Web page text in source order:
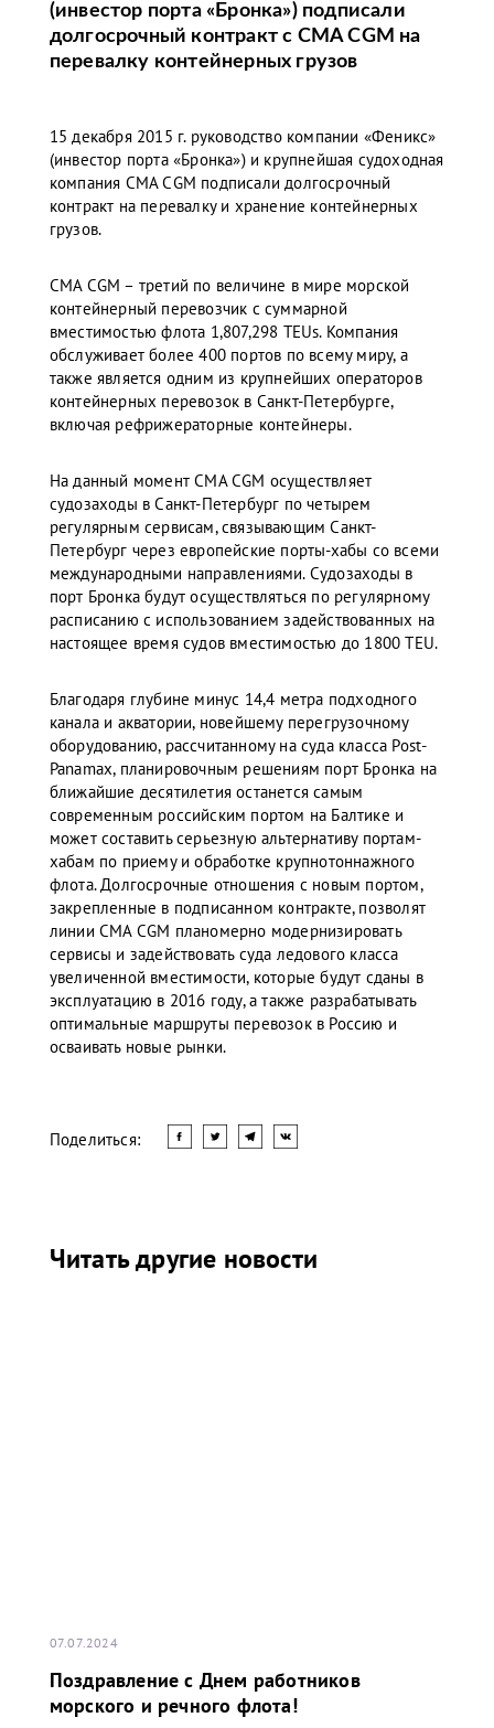
(инвестор порта «Бронка») подписали
долгосрочный контракт с CMA СGM на
перевалку контейнерных грузов
15 декабря 2015 г. руководство компании «Феникс»
(инвестор порта «Бронка») и крупнейшая судоходная
компания CMA СGM подписали долгосрочный
контракт на перевалку и хранение контейнерных
грузов.
CMA CGM – третий по величине в мире морской
контейнерный перевозчик с суммарной
вместимостью флота 1,807,298 TEUs. Компания
обслуживает более 400 портов по всему миру, а
также является одним из крупнейших операторов
контейнерных перевозок в Санкт-Петербурге,
включая рефрижераторные контейнеры.
На данный момент CMA CGM осуществляет
судозаходы в Санкт-Петербург по четырем
регулярным сервисам, связывающим Санкт-
Петербург через европейские порты-хабы со всеми
международными направлениями. Судозаходы в
порт Бронка будут осуществляться по регулярному
расписанию с использованием задействованных на
настоящее время судов вместимостью до 1800 TEU.
Благодаря глубине минус 14,4 метра подходного
канала и акватории, новейшему перегрузочному
оборудованию, рассчитанному на суда класса Post-
Panamax, планировочным решениям порт Бронка на
ближайшие десятилетия останется самым
современным российским портом на Балтике и
может составить серьезную альтернативу портам-
хабам по приему и обработке крупнотоннажного
флота. Долгосрочные отношения с новым портом,
закрепленные в подписанном контракте, позволят
линии CMA CGM планомерно модернизировать
сервисы и задействовать суда ледового класса
увеличенной вместимости, которые будут сданы в
эксплуатацию в 2016 году, а также разрабатывать
оптимальные маршруты перевозок в Россию и
осваивать новые рынки.
Поделиться:
Читать другие новости
07.07.2024
Поздравление с Днем работников
морского и речного флота!